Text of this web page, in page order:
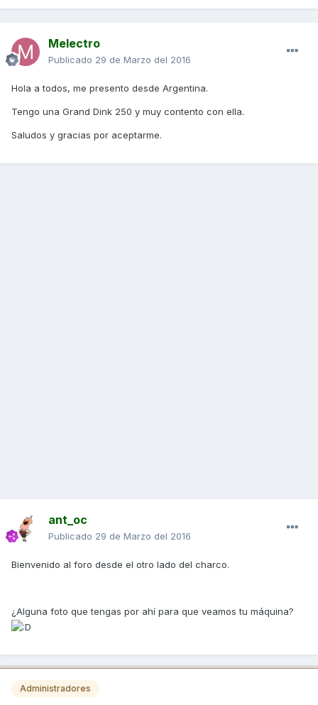
Melectro
Publicado 29 de Marzo del 2016
Hola a todos, me presento desde Argentina.
Tengo una Grand Dink 250 y muy contento con ella.
Saludos y gracias por aceptarme.
ant_oc
Publicado 29 de Marzo del 2016
Bienvenido al foro desde el otro lado del charco.
¿Alguna foto que tengas por ahí para que veamos tu máquina?
Administradores